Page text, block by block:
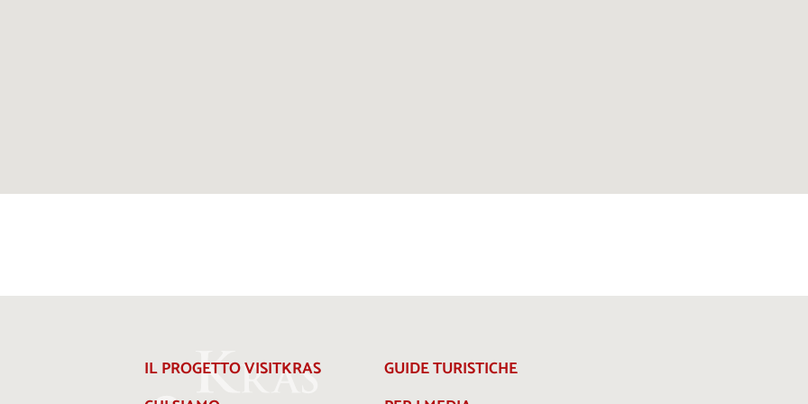
IL PROGETTO VISITKRAS
GUIDE TURISTICHE